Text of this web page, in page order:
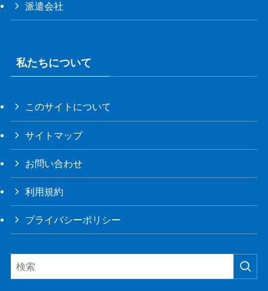
派遣会社
私たちについて
このサイトについて
サイトマップ
お問い合わせ
利用規約
プライバシーポリシー